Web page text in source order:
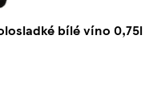
bílé víno 0,75l